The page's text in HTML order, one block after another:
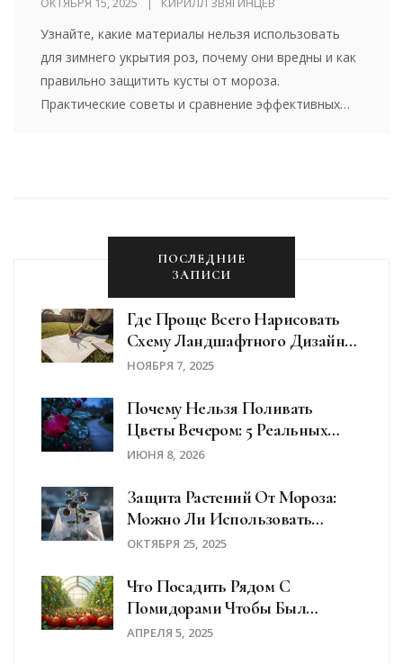
Узнайте, какие материалы нельзя использовать
для зимнего укрытия роз, почему они вредны и как
правильно защитить кусты от мороза.
Практические советы и сравнение эффективных
ПОСЛЕДНИЕ
ЗАПИСИ
Где Проще Всего Нарисовать
Схему Ландшафтного Дизайна
Дома?
НОЯБРЯ 7, 2025
Почему Нельзя Поливать
Цветы Вечером: 5 Реальных
Рисков И Как Избежать
ИЮНЯ 8, 2026
Защита Растений От Мороза:
Можно Ли Использовать
Полиэтиленовые Пакеты?
ОКТЯБРЯ 25, 2025
Что Посадить Рядом С
Помидорами Чтобы Был
Хороший Урожай?
АПРЕЛЯ 5, 2025